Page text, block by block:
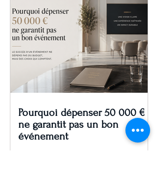
Pourquoi dépenser 50 000 €
ne garantit pas un bon
événement